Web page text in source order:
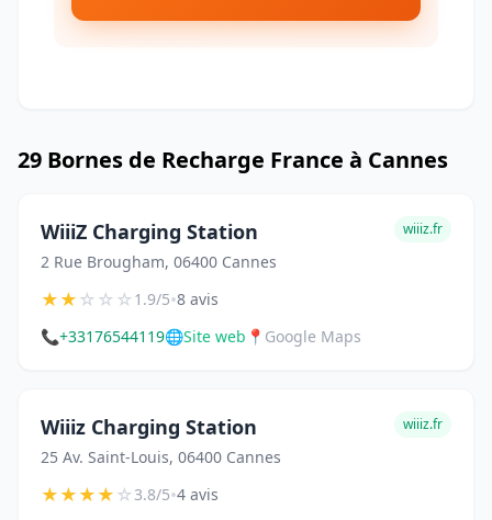
29 Bornes de Recharge France à Cannes
WiiiZ Charging Station
2 Rue Brougham, 06400 Cannes
wiiiz.fr
★★☆☆☆1.9/5•8 avis
📞+33176544119🌐Site web 📍 Google Maps
Wiiiz Charging Station
25 Av. Saint-Louis, 06400 Cannes
wiiiz.fr
★★★★☆3.8/5•4 avis